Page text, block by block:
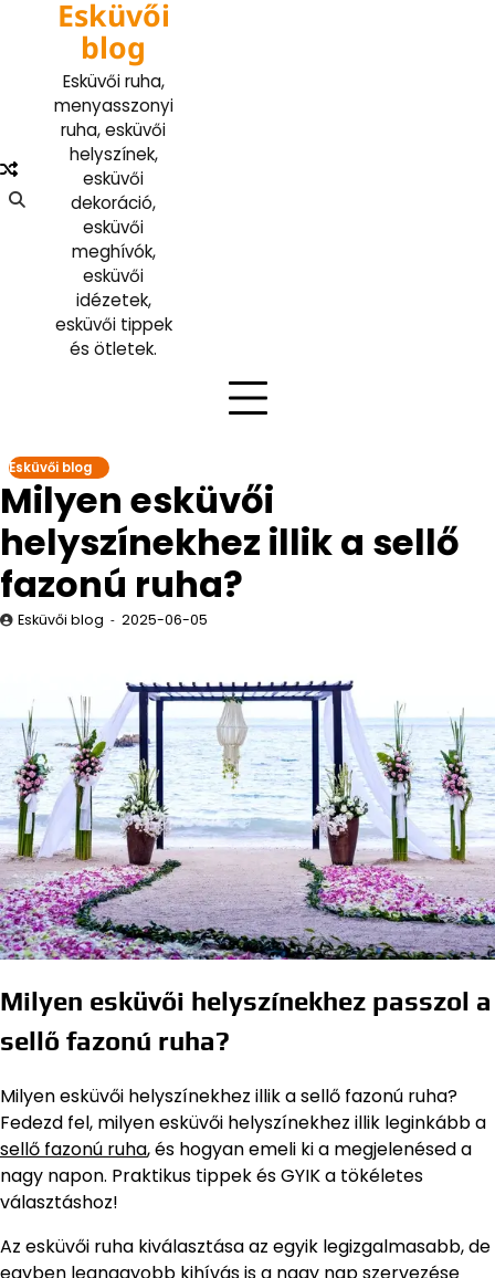
Esküvői
blog
Esküvői ruha,
menyasszonyi
ruha, esküvői
helyszínek,
esküvői
dekoráció,
esküvői
meghívók,
esküvői
idézetek,
esküvői tippek
és ötletek.
Esküvői blog
Milyen esküvői
helyszínekhez illik a sellő
fazonú ruha?
Esküvői blog 2025-06-05
Milyen esküvői helyszínekhez passzol a
sellő fazonú ruha?
Milyen esküvői helyszínekhez illik a sellő fazonú ruha?
Fedezd fel, milyen esküvői helyszínekhez illik leginkább a
sellő fazonú ruha, és hogyan emeli ki a megjelenésed a
nagy napon. Praktikus tippek és GYIK a tökéletes
választáshoz!
Az esküvői ruha kiválasztása az egyik legizgalmasabb, de
egyben legnagyobb kihívás is a nagy nap szervezése